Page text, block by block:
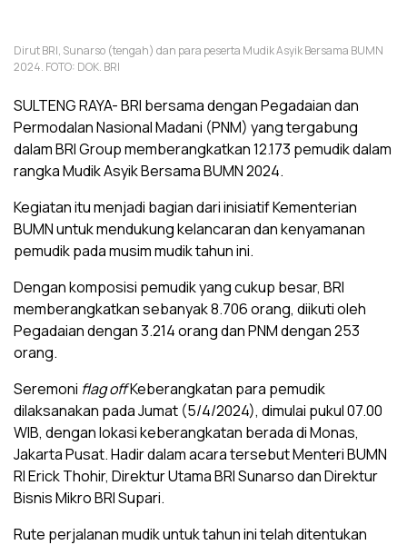
Dirut BRI, Sunarso (tengah) dan para peserta Mudik Asyik Bersama BUMN
2024. FOTO: DOK. BRI
SULTENG RAYA- BRI bersama dengan Pegadaian dan
Permodalan Nasional Madani (PNM) yang tergabung
dalam BRI Group memberangkatkan 12.173 pemudik dalam
rangka Mudik Asyik Bersama BUMN 2024.
Kegiatan itu menjadi bagian dari inisiatif Kementerian
BUMN untuk mendukung kelancaran dan kenyamanan
pemudik pada musim mudik tahun ini.
Dengan komposisi pemudik yang cukup besar, BRI
memberangkatkan sebanyak 8.706 orang, diikuti oleh
Pegadaian dengan 3.214 orang dan PNM dengan 253
orang.
Seremoni flag offKeberangkatan para pemudik
dilaksanakan pada Jumat (5/4/2024), dimulai pukul 07.00
WIB, dengan lokasi keberangkatan berada di Monas,
Jakarta Pusat. Hadir dalam acara tersebut Menteri BUMN
RI Erick Thohir, Direktur Utama BRI Sunarso dan Direktur
Bisnis Mikro BRI Supari.
Rute perjalanan mudik untuk tahun ini telah ditentukan